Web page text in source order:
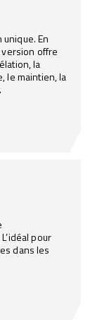
En
offre
la
le maintien, la
pour
dans les